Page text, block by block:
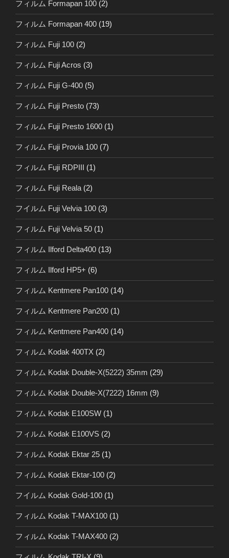
フィルム Formapan 100 (2)
フィルム Formapan 400 (19)
フィルム Fuji 100 (2)
フィルム Fuji Acros (3)
フィルム Fuji G-400 (5)
フィルム Fuji Presto (73)
フィルム Fuji Presto 1600 (1)
フィルム Fuji Provia 100 (7)
フィルム Fuji RDPIII (1)
フィルム Fuji Reala (2)
フイルム Fuji Velvia 100 (3)
フィルム Fuji Velvia 50 (1)
フィルム Ilford Delta400 (13)
フィルム Ilford HP5+ (6)
フィルム Kentmere Pan100 (14)
フィルム Kentmere Pan200 (1)
フィルム Kentmere Pan400 (14)
フィルム Kodak 400TX (2)
フィルム Kodak Double-X(5222) 35mm (29)
フィルム Kodak Double-X(7222) 16mm (9)
フィルム Kodak E100SW (1)
フィルム Kodak E100VS (2)
フィルム Kodak Ektar 25 (1)
フィルム Kodak Ektar-100 (2)
フイルム Kodak Gold-100 (1)
フィルム Kodak T-MAX100 (1)
フィルム Kodak T-MAX400 (2)